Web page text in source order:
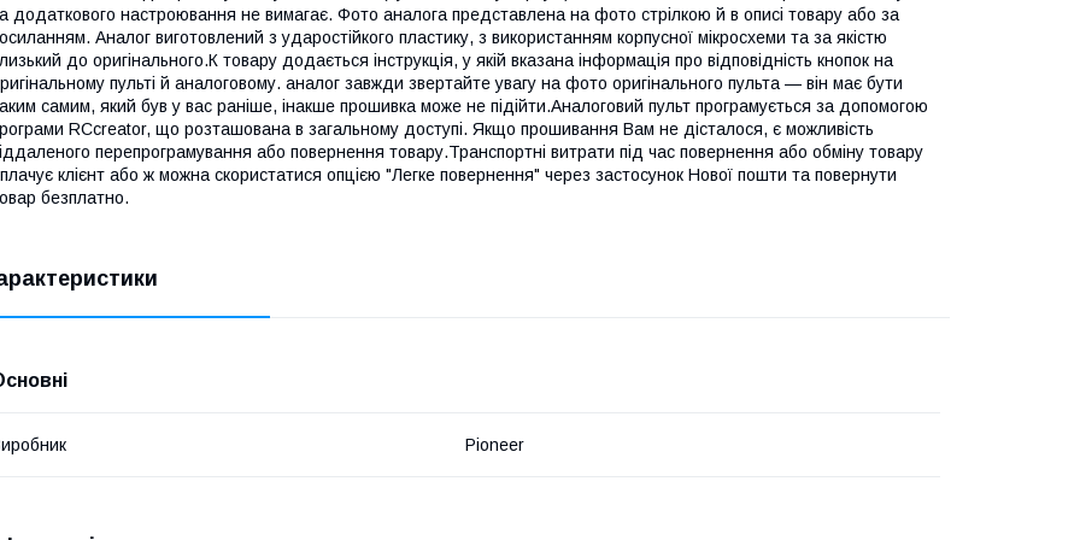
додаткового настроювання не вимагає. Фото аналога представлена на фото стрілкою й в описі товару або за
Аналог виготовлений з ударостійкого пластику, з використанням корпусної мікросхеми та за якістю
до оригінального.К товару додається інструкція, у якій вказана інформація про відповідність кнопок на
пульті й аналоговому. аналог завжди звертайте увагу на фото оригінального пульта — він має бути
самим, який був у вас раніше, інакше прошивка може не підійти.Аналоговий пульт програмується за допомогою
RCcreator, що розташована в загальному доступі. Якщо прошивання Вам не дісталося, є можливість
перепрограмування або повернення товару.Транспортні витрати під час повернення або обміну товару
клієнт або ж можна скористатися опцією "Легке повернення" через застосунок Нової пошти та повернути
безплатно.
Pioneer